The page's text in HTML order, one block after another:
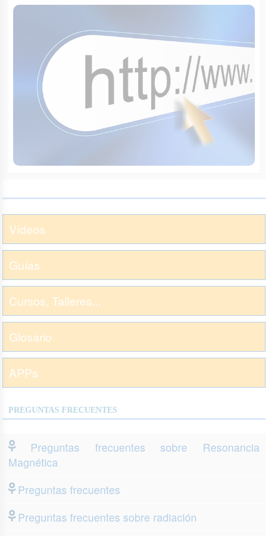
Vídeos
Guías
Cursos, Talleres...
Glosario
APPs
PREGUNTAS FRECUENTES
Preguntas frecuentes sobre Resonancia
Magnética
Preguntas frecuentes
Preguntas frecuentes sobre radiación